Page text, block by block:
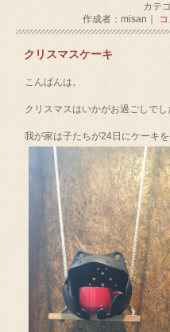
カテ
作成者：misan｜
クリスマスケーキ
こんばんは。
クリスマスはいかがお過ごしでし
我が家は子たちが24日にケーキを